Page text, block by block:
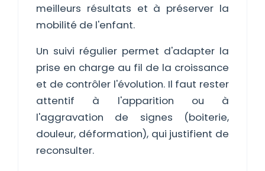
meilleurs résultats et à préserver la
mobilité de l'enfant.
Un suivi régulier permet d'adapter la
prise en charge au fil de la croissance
et de contrôler l'évolution. Il faut rester
attentif à l'apparition ou à
l'aggravation de signes (boiterie,
douleur, déformation), qui justifient de
reconsulter.